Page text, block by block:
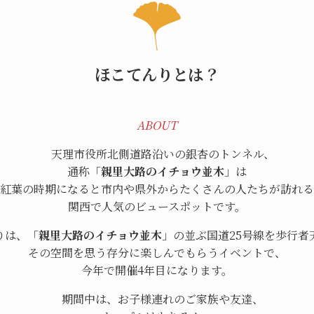
ほこてんりとは？
ABOUT
天理市役所北側道路沿いの銀杏のトンネル、
通称「親里大路のイチョウ並木 」は
紅葉の時期になると市内や県外からたくさんの人たちが訪れる
関西で人気のビュースポットです。
、「親里大路のイチョウ並木 」の並ぶ国道25号線を歩行者
その空間を思う存分に楽しんでもらうイベントで、
今年で開催4年目になります。
期間中は、お子様連れのご家族や友達、